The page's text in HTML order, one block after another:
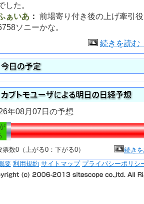
した。
ぁいあ ： 前場寄り付き後の上げ牽引
ソニーかな。
続きを読む
年08月07日の予想
票数0（上がる0：下がる0）
続き
要 利用規約 サイトマップ プライバシーポリシ